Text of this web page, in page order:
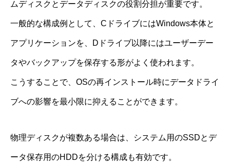
ムディスクとデータディスクの役割分担が重要です。
一般的な構成例として、CドライブにはWindows本体と
アプリケーションを、Dドライブ以降にはユーザーデー
タやバックアップを保存する形がよく使われます。
こうすることで、OSの再インストール時にデータドライ
ブへの影響を最小限に抑えることができます。
物理ディスクが複数ある場合は、システム用のSSDとデ
ータ保存用のHDDを分ける構成も有効です。